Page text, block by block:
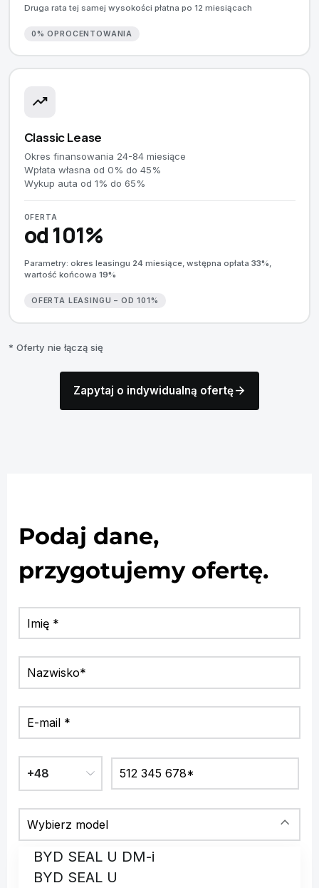
Druga rata tej samej wysokości płatna po 12 miesiącach
0% OPROCENTOWANIA
trending_up
Classic Lease
Okres finansowania 24-84 miesiące
Wpłata własna od 0% do 45%
Wykup auta od 1% do 65%
OFERTA
od 101%
Parametry: okres leasingu 24miesiące, wstępna opłata 33%,
wartość końcowa 19%
OFERTA LEASINGU – OD 101%
* Oferty nie łączą się
Zapytaj o indywidualną ofertęarrow_forward
Podaj dane,
przygotujemy ofertę.
BYD SEAL U DM-i
BYD SEAL U